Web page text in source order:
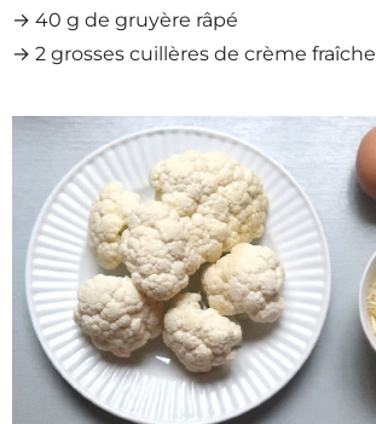
→ 40 g de gruyère râpé
→ 2 grosses cuillères de crème fraîche